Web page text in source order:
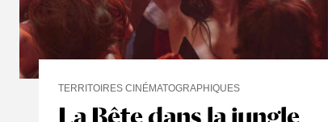
La Bête dans la jungle
TERRITOIRES CINÉMATOGRAPHIQUES